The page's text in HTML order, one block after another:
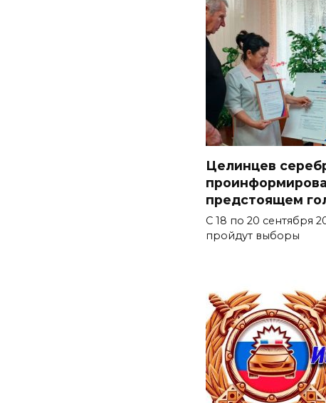
Целинцев
предстоящем
С 18 по 20 сентября
пройдут выборы